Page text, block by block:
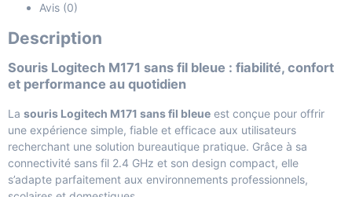
Avis (0)
Description
Souris Logitech M171 sans fil bleue : fiabilité, confort
et performance au quotidien
La souris Logitech M171 sans fil bleue est conçue pour offrir
une expérience simple, fiable et efficace aux utilisateurs
recherchant une solution bureautique pratique. Grâce à sa
connectivité sans fil 2.4 GHz et son design compact, elle
s’adapte parfaitement aux environnements professionnels,